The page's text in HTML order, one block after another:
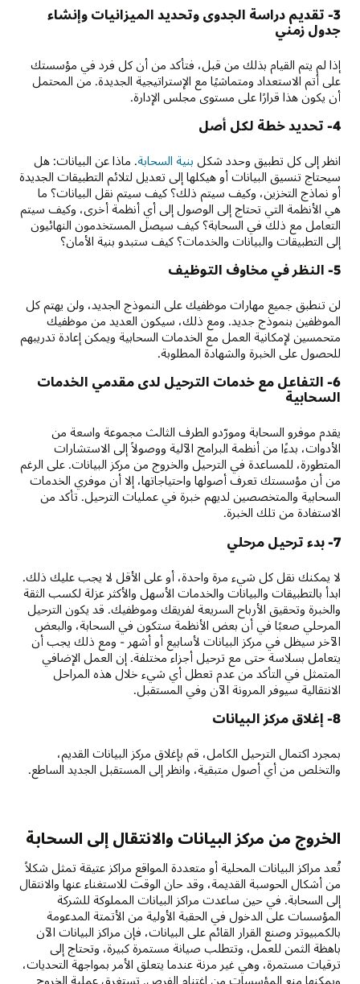
3- تقديم دراسة الجدوى وتحديد الميزانيات وإنشاء
جدول زمني
إذا لم يتم القيام بذلك من قبل، فتأكد من أن كل فرد في مؤسستك
على أتم الاستعداد ومتماشيًا مع الإستراتيجية الجديدة. من المحتمل
أن يكون هذا قرارًا على مستوى مجلس الإدارة.
4- تحديد خطة لكل أصل
انظر إلى كل تطبيق وحدد شكل بنية السحابة. ماذا عن البيانات: هل
سيحتاج تنسيق البيانات أو هيكلها إلى تعديل لتلائم التطبيقات الجديدة
أو نماذج التخزين، وكيف سيتم ذلك؟ كيف سيتم نقل البيانات؟ ما
هي الأنظمة التي تحتاج إلى الوصول إلى أي أنظمة أخرى، وكيف سيتم
التعامل مع ذلك في السحابة؟ كيف سيصل المستخدمون النهائيون
إلى التطبيقات والبيانات والخدمات؟ كيف ستبدو بنية الأمان؟
5- النظر في مخاوف التوظيف
لن تنطبق جميع مهارات موظفيك على النموذج الجديد، ولن يهتم كل
الموظفين بنموذج جديد. ومع ذلك، سيكون العديد من موظفيك
متحمسين لإمكانية العمل مع الخدمات السحابية ويمكن إعادة تدريبهم
للحصول على الخبرة والشهادة المطلوبة.
6- التفاعل مع خدمات الترحيل لدى مقدمي الخدمات
السحابية
يقدم موفرو السحابة ومورّدو الطرف الثالث مجموعة واسعة من
الأدوات، بدءًا من أنظمة البرامج الآلية ووصولاً إلى الاستشارات
المتطورة، للمساعدة في الترحيل والخروج من مركز البيانات. على الرغم
من أن مؤسستك تعرف أصولها واحتياجاتها، إلا أن موفري الخدمات
السحابية والمتخصصين لديهم خبرة في عمليات الترحيل. تأكد من
الاستفادة من تلك الخبرة.
7- بدء ترحيل مرحلي
لا يمكنك نقل كل شيء مرة واحدة، أو على الأقل لا يجب عليك ذلك.
ابدأ بالتطبيقات والبيانات والخدمات الأسهل والأكثر عزلة لكسب الثقة
والخبرة وتحقيق الأرباح السريعة لفريقك وموظفيك. قد يكون الترحيل
المرحلي صعبًا في أن بعض الأنظمة ستكون في السحابة، والبعض
الآخر سيظل في مركز البيانات لأسابيع أو أشهر - ومع ذلك يجب أن
يتعامل بسلاسة حتى مع ترحيل أجزاء مختلفة. إن العمل الإضافي
المتمثل في التأكد من عدم تعطل أي شيء خلال هذه المراحل
الانتقالية سيوفر المرونة الآن وفي المستقبل.
8- إغلاق مركز البيانات
بمجرد اكتمال الترحيل الكامل، قم بإغلاق مركز البيانات القديم،
والتخلص من أي أصول متبقية، وانظر إلى المستقبل الجديد الساطع.
الخروج من مركز البيانات والانتقال إلى السحابة
تُعد مراكز البيانات المحلية أو متعددة المواقع مراكز عتيقة تمثل شكلاً
من أشكال الحوسبة القديمة، وقد حان الوقت للاستغناء عنها والانتقال
إلى السحابة. في حين ساعدت مراكز البيانات المملوكة للشركة
المؤسسات على الدخول في الحقبة الأولية من الأتمتة المدعومة
بالكمبيوتر وصنع القرار القائم على البيانات، فإن مراكز البيانات الآن
باهظة الثمن للعمل، وتتطلب صيانة مستمرة كبيرة، وتحتاج إلى
ترقيات مستمرة، وهي غير مرنة عندما يتعلق الأمر بمواجهة التحديات،
ويمكنها منع المؤسسات من اغتنام الفرص. تستغرق عملية الخروج